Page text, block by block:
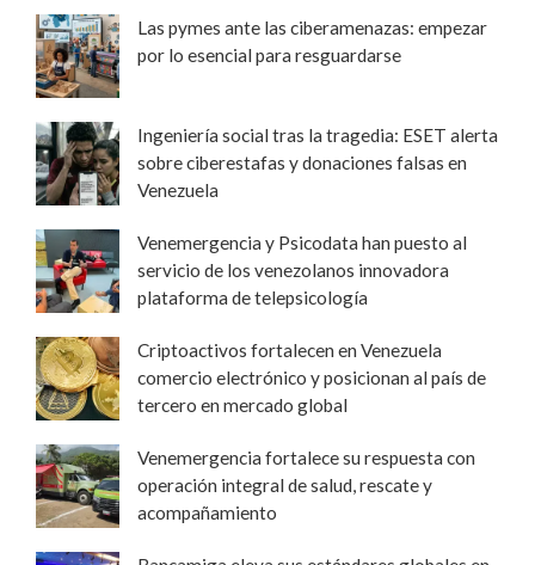
Las pymes ante las ciberamenazas: empezar
por lo esencial para resguardarse
Ingeniería social tras la tragedia: ESET alerta
sobre ciberestafas y donaciones falsas en
Venezuela
Venemergencia y Psicodata han puesto al
servicio de los venezolanos innovadora
plataforma de telepsicología
Criptoactivos fortalecen en Venezuela
comercio electrónico y posicionan al país de
tercero en mercado global
Venemergencia fortalece su respuesta con
operación integral de salud, rescate y
acompañamiento